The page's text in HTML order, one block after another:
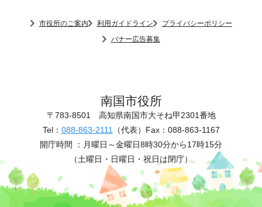
市役所のご案内 利用ガイドライン
プライバシーポリシー
バナー広告募集
南国市役所
〒783-8501 高知県南国市大そね甲2301番地
Tel： 088-863-2111 （代表） Fax：088-863-1167
開庁時間 ： 月曜日～金曜日8時30分から17時15分
（土曜日・日曜日・祝日は閉庁）